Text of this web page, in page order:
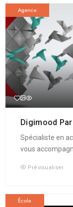
Agence
Digimood
Spécialiste en
vous
Prévisualiser
École